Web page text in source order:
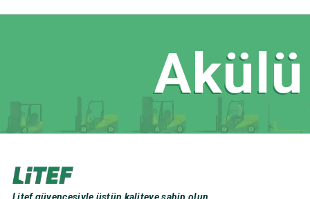
Litef güvencesiyle üstün kaliteye sahip olun.